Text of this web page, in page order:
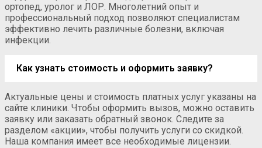
ортопед, уролог и ЛОР. Многолетний опыт и
профессиональный подход позволяют специалистам
эффективно лечить различные болезни, включая
инфекции.
Как узнать стоимость и оформить заявку?
Актуальные цены и стоимость платных услуг указаны на
сайте клиники. Чтобы оформить вызов, можно оставить
заявку или заказать обратный звонок. Следите за
разделом «акции», чтобы получить услуги со скидкой.
Наша компания имеет все необходимые лицензии.